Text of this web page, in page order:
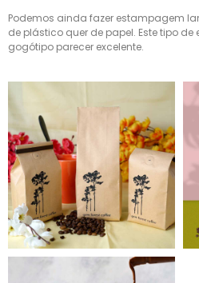
Podemos ainda fazer estampagem
de plástico quer de papel. Este tipo
gogótipo parecer excelente.